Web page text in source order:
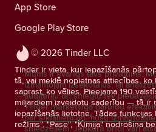
© 2026 Tinder LLC
Tinder ir vieta, kur iepazīšanās
tā, vai meklē nopietnas attiecības,
saprast, ko vēlies. Pieejama 190
miljardiem izveidotu saderību — tā ir
iepazīšanās lietotne. Tādas
režīms", "Pase", "Ķīmija" nodrošina
App Store
Google Play Store
Mums ir svarīgs tavs privātums.
izmantojam izsekotājus, lai
auditoriju un sniegtu tev
Tinder mārketinga darbību
par sīkfailiem un mūsu
sniedzējiem. Jebkurā brīdī vari